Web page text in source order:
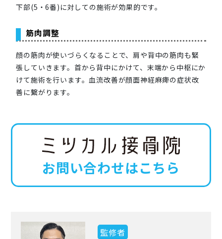
下部(5・6番)に対しての施術が効果的です。
筋肉調整
顔の筋肉が使いづらくなることで、肩や背中の筋肉も緊
張していきます。首から背中にかけて、末端から中枢にか
けて施術を行います。血流改善が顔面神経麻痺の症状改
善に繋がります。
お問い合わせはこちら
監修者